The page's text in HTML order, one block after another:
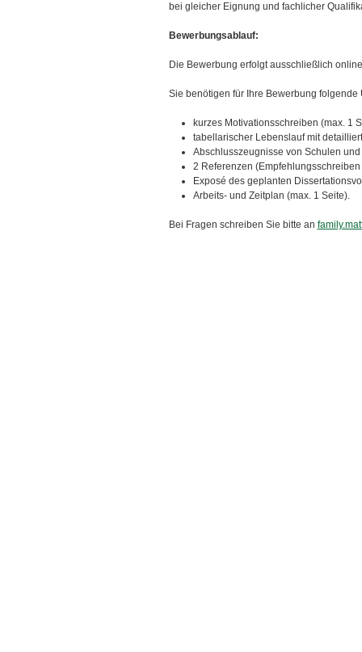
bei gleicher Eignung und fachlicher
Bewerbungsablauf:
Die Bewerbung erfolgt ausschließlich
Sie benötigen für Ihre Bewerbung folgende
kurzes Motivationsschreiben (max. 1
tabellarischer Lebenslauf mit
Abschlusszeugnisse von Schulen
2 Referenzen
Exposé des geplanten
Arbeits- und Zeitplan (max. 1 Seite).
Bei Fragen schreiben Sie bitte an